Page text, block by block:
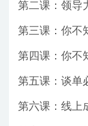
第二课：领导
第三课：你不
第四课：你不
第五课：谈单
第六课：线上